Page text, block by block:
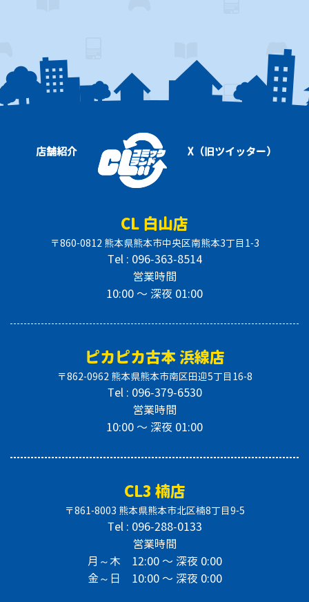
店舗紹介 X（旧ツイッター）
CL 白山店
〒860-0812 熊本県熊本市中央区南熊本3丁目1-3
Tel : 096-363-8514
営業時間
10:00 〜 深夜 01:00
ピカピカ古本 浜線店
〒862-0962 熊本県熊本市南区田迎5丁目16-8
Tel : 096-379-6530
営業時間
10:00 〜 深夜 01:00
CL3 楠店
〒861-8003 熊本県熊本市北区楠8丁目9-5
Tel : 096-288-0133
営業時間
月～木 12:00 〜 深夜 0:00
金～日 10:00 〜 深夜 0:00